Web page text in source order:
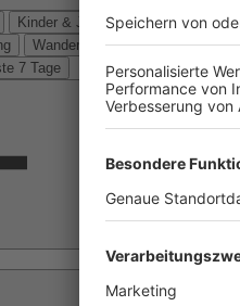
Kinder & Jugend Kino Klassik
Wanderungen
7 Tage